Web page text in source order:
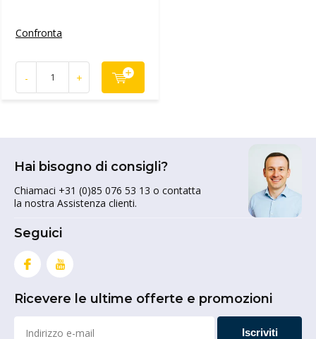
Confronta
- +
Hai bisogno di consigli?
Chiamaci +31 (0)85 076 53 13 o contatta
la nostra Assistenza clienti.
Seguici
Ricevere le ultime offerte e promozioni
Iscriviti